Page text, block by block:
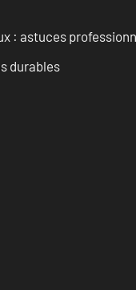
: astuces
durables